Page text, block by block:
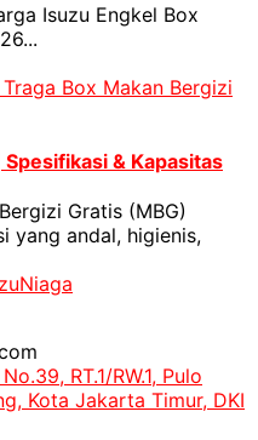
Isuzu Engkel Box
& Kapasitas
Gratis (MBG)
yang andal, higienis,
RT.1/RW.1, Pulo
Kota Jakarta Timur, DKI